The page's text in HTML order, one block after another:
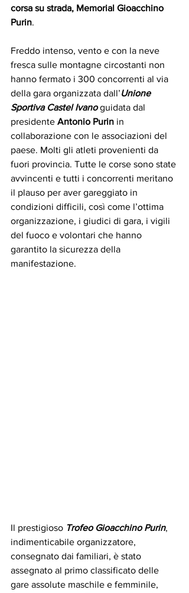
corsa su strada, Memorial Gioacchino
Purin.
Freddo intenso, vento e con la neve
fresca sulle montagne circostanti non
hanno fermato i 300 concorrenti al via
della gara organizzata dall’Unione
Sportiva Castel Ivano guidata dal
presidente Antonio Purin in
collaborazione con le associazioni del
paese. Molti gli atleti provenienti da
fuori provincia. Tutte le corse sono state
avvincenti e tutti i concorrenti meritano
il plauso per aver gareggiato in
condizioni difficili, così come l’ottima
organizzazione, i giudici di gara, i vigili
del fuoco e volontari che hanno
garantito la sicurezza della
manifestazione.
Il prestigioso Trofeo Gioacchino Purin,
indimenticabile organizzatore,
consegnato dai familiari, è stato
assegnato al primo classificato delle
gare assolute maschile e femminile,